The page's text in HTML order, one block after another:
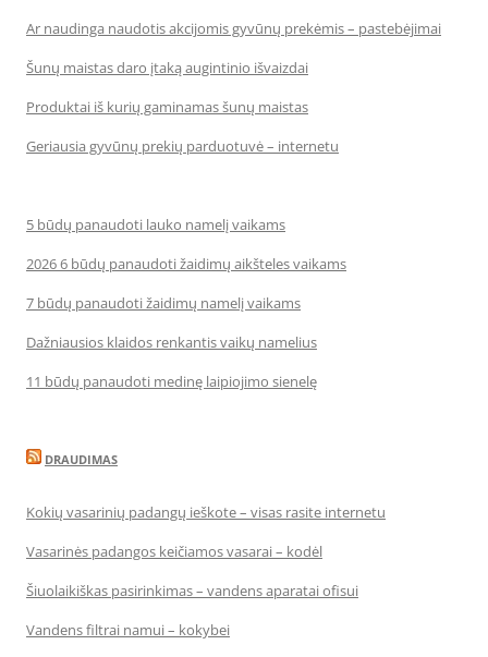
Ar naudinga naudotis akcijomis gyvūnų prekėmis – pastebėjimai
Šunų maistas daro įtaką augintinio išvaizdai
Produktai iš kurių gaminamas šunų maistas
Geriausia gyvūnų prekių parduotuvė – internetu
5 būdų panaudoti lauko namelį vaikams
2026 6 būdų panaudoti žaidimų aikšteles vaikams
7 būdų panaudoti žaidimų namelį vaikams
Dažniausios klaidos renkantis vaikų namelius
11 būdų panaudoti medinę laipiojimo sienelę
DRAUDIMAS
Kokių vasarinių padangų ieškote – visas rasite internetu
Vasarinės padangos keičiamos vasarai – kodėl
Šiuolaikiškas pasirinkimas – vandens aparatai ofisui
Vandens filtrai namui – kokybei